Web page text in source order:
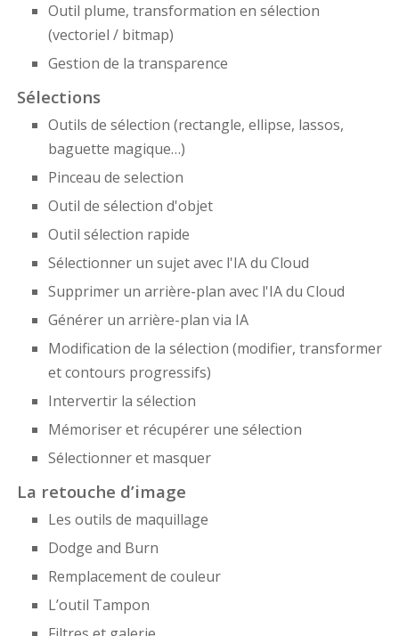
Outil plume, transformation en sélection
(vectoriel / bitmap)
Gestion de la transparence
Sélections
Outils de sélection (rectangle, ellipse, lassos,
baguette magique…)
Pinceau de selection
Outil de sélection d'objet
Outil sélection rapide
Sélectionner un sujet avec l'IA du Cloud
Supprimer un arrière-plan avec l'IA du Cloud
Générer un arrière-plan via IA
Modification de la sélection (modifier, transformer
et contours progressifs)
Intervertir la sélection
Mémoriser et récupérer une sélection
Sélectionner et masquer
La retouche d’image
Les outils de maquillage
Dodge and Burn
Remplacement de couleur
L’outil Tampon